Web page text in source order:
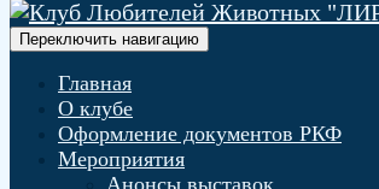
Переключить навигацию
Главная
О клубе
Оформление документов РКФ
Мероприятия
Анонсы выставок